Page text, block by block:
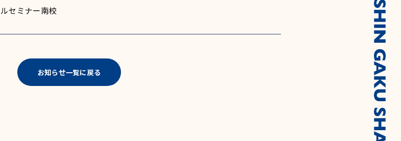
セミナー南校
お知らせ一覧に戻る